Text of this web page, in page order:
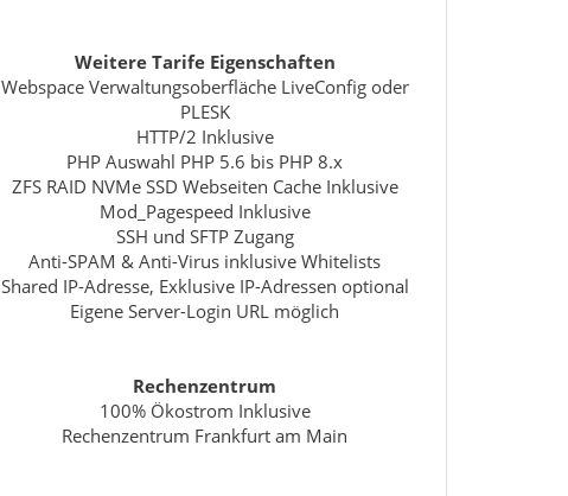
Weitere Tarife Eigenschaften
Webspace Verwaltungsoberfläche LiveConfig oder
PLESK
HTTP/2 Inklusive
PHP Auswahl PHP 5.6 bis PHP 8.x
ZFS RAID NVMe SSD Webseiten Cache Inklusive
Mod_Pagespeed Inklusive
SSH und SFTP Zugang
Anti-SPAM & Anti-Virus inklusive Whitelists
Shared IP-Adresse, Exklusive IP-Adressen optional
Eigene Server-Login URL möglich
Rechenzentrum
100% Ökostrom Inklusive
Rechenzentrum Frankfurt am Main